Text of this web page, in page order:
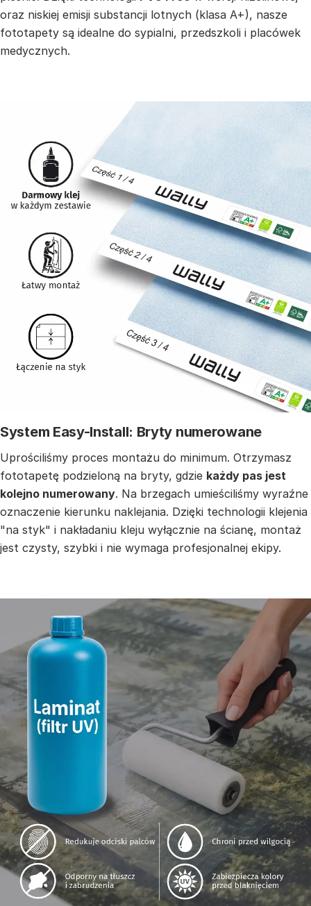
oraz niskiej emisji substancji lotnych (klasa A+), nasze
fototapety są idealne do sypialni, przedszkoli i placówek
medycznych.
System Easy-Install: Bryty numerowane
Uprościliśmy proces montażu do minimum. Otrzymasz
fototapetę podzieloną na bryty, gdzie każdy pas jest
kolejno numerowany. Na brzegach umieściliśmy wyraźne
oznaczenie kierunku naklejania. Dzięki technologii klejenia
"na styk" i nakładaniu kleju wyłącznie na ścianę, montaż
jest czysty, szybki i nie wymaga profesjonalnej ekipy.